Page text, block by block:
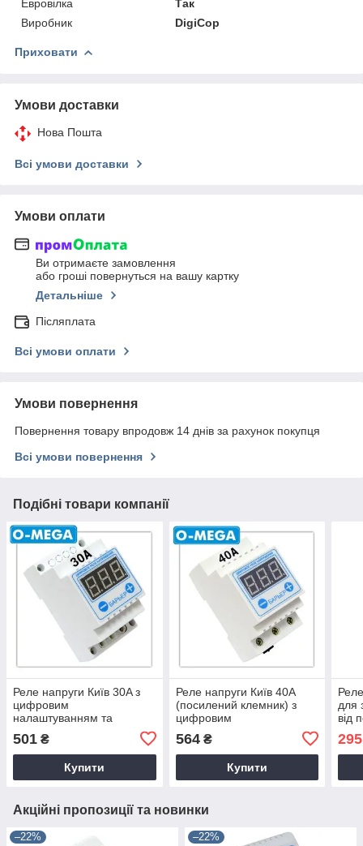
Евровілка
Так
Виробник
DigiCop
Приховати
Умови доставки
Нова Пошта
Всі умови доставки
Умови оплати
Ви отримаєте замовлення
або гроші повернуться на вашу картку
Детальніше
Післяплата
Всі умови оплати
Умови повернення
Повернення товару впродовж 14 днів за рахунок покупця
Всі умови повернення
Подібні товари компанії
Реле напруги Київ 30A з
цифровим
налаштуванням та
501 ₴
Купити
Реле напруги Київ 40A
(посилений клемник) з
цифровим
термозахистом DIN
564₴
Купити
для
від
295
Акційні пропозиції та новинки
–22% –22%